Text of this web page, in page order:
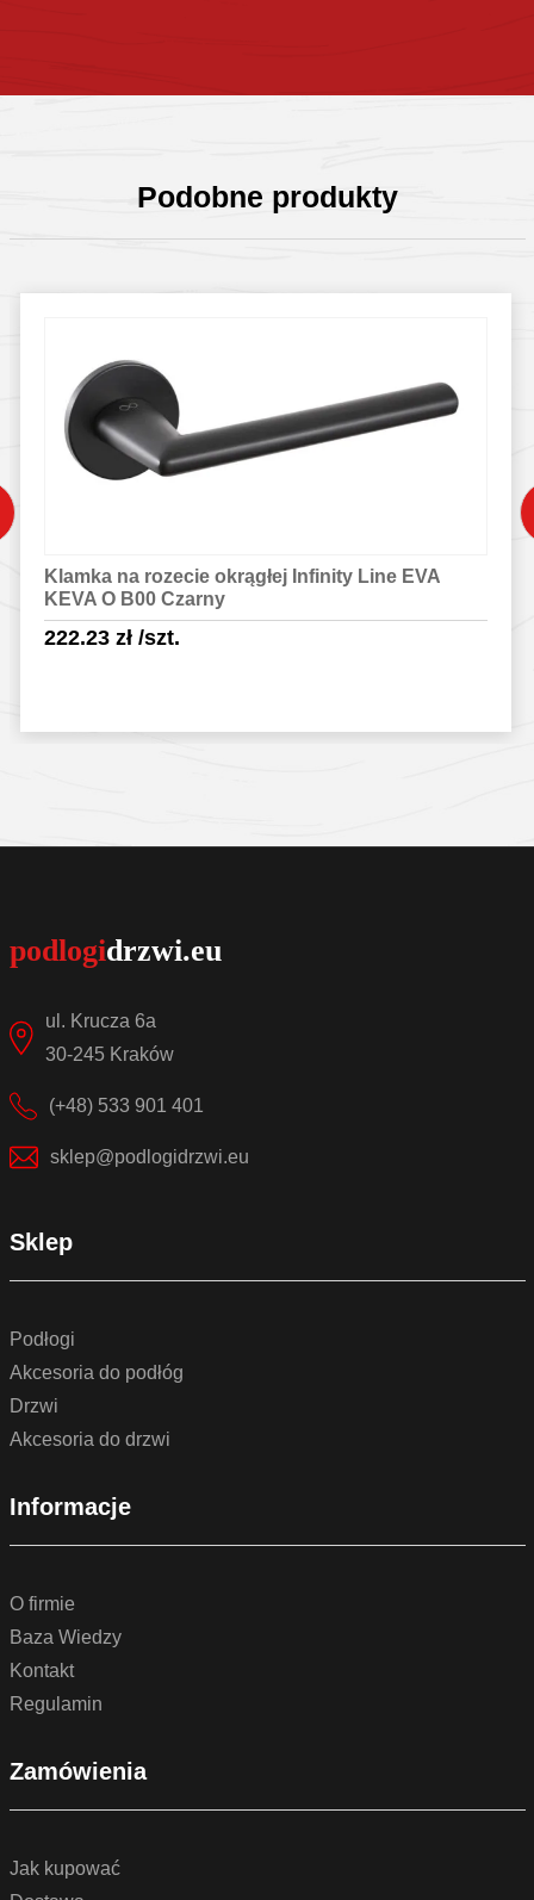
Podobne produkty
Klamka na rozecie okrągłej Infinity Line EVA
KEVA O B00 Czarny
222.23 zł/szt.
ul. Krucza 6a
30-245 Kraków
(+48) 533 901 401
sklep@podlogidrzwi.eu
Sklep
Podłogi
Akcesoria do podłóg
Drzwi
Akcesoria do drzwi
Informacje
O firmie
Baza Wiedzy
Kontakt
Regulamin
Zamówienia
Jak kupować